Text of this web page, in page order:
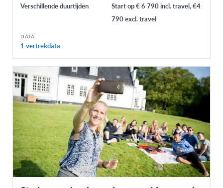
Verschillende duurtijden
Start op € 6 790 incl. travel, €4
790 excl. travel
DATA
1 vertrekdata